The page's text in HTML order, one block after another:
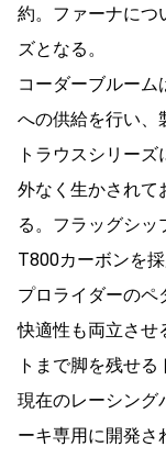
約。ファーナにつ
ズとなる。
コーダーブルー
への供給を行い、
トラウスシリー
外なく生かされて
る。フラッグシ
T800カーボンを
プロライダーのペ
快適性も両立させ
トまで脚を残せる
現在のレーシング
ーキ専用に開発さ